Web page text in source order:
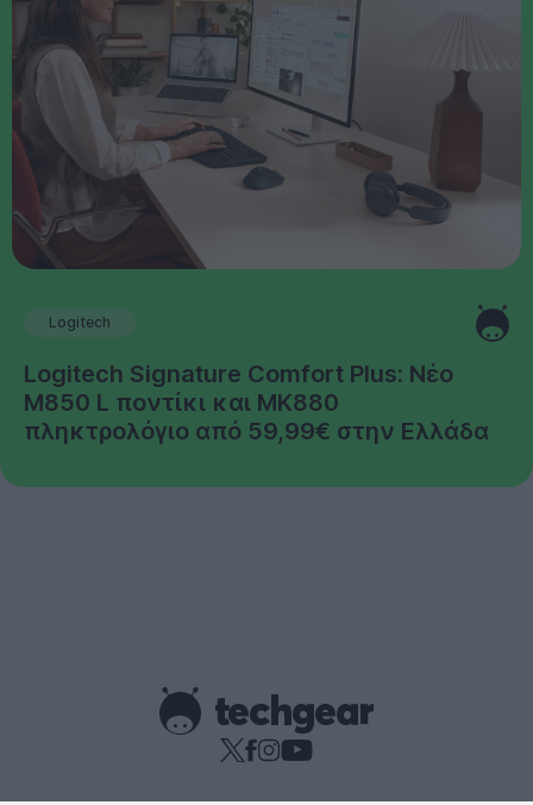
Logitech
Logitech Signature Comfort Plus: Νέο
M850 L ποντίκι και MK880
πληκτρολόγιο από 59,99€ στην Ελλάδα